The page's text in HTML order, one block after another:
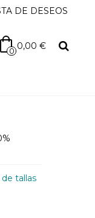
DE DESEOS
0 0,00 €
de tallas